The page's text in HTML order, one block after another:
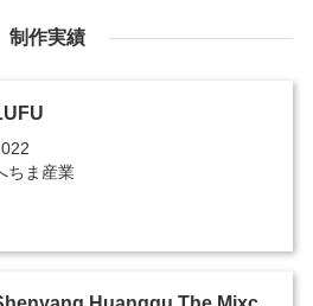
制作実績
ちま産業